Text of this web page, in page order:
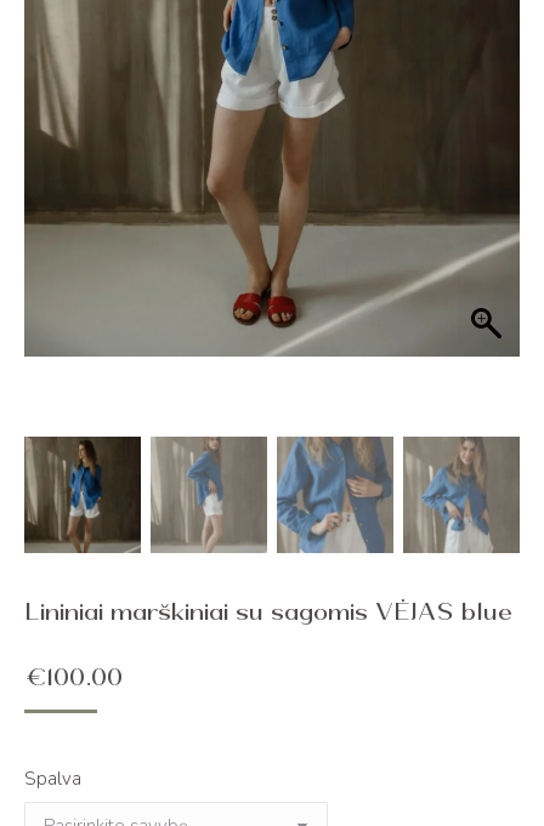
Lininiai marškiniai su sagomis VĖJAS blue
€100.00
Spalva